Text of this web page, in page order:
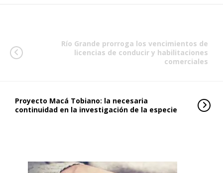
Río Grande prorroga los vencimientos de
licencias de conducir y habilitaciones
comerciales
Proyecto Macá Tobiano: la necesaria
continuidad en la investigación de la especie